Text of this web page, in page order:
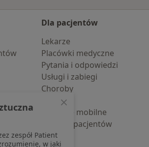
Dla pacjentów
Lekarze
Placówki medyczne
Pytania i odpowiedzi
Usługi i zabiegi
Choroby
Pomoc
Aplikacje mobilne
Blog dla pacjentów
zespół Patient
w jaki